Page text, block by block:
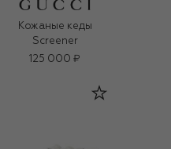
Кожаные кеды
Screener
125 000 ₽